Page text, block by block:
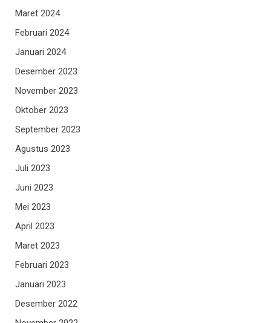
Maret 2024
Februari 2024
Januari 2024
Desember 2023
November 2023
Oktober 2023
September 2023
Agustus 2023
Juli 2023
Juni 2023
Mei 2023
April 2023
Maret 2023
Februari 2023
Januari 2023
Desember 2022